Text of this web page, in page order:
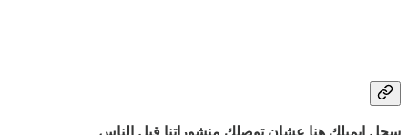
سجل إيميلك هنا عشان توصلك منشوراتنا قبل الناس